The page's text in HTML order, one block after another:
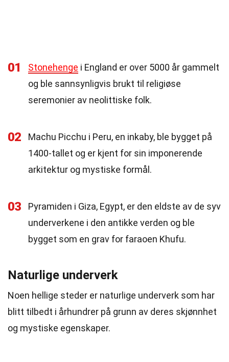
01 Stonehenge i England er over 5000 år gammelt
og ble sannsynligvis brukt til religiøse
seremonier av neolittiske folk.
02
Machu Picchu i Peru, en inkaby, ble bygget på
1400-tallet og er kjent for sin imponerende
arkitektur og mystiske formål.
03
Pyramiden i Giza, Egypt, er den eldste av de syv
underverkene i den antikke verden og ble
bygget som en grav for faraoen Khufu.
Naturlige underverk
Noen hellige steder er naturlige underverk som har
blitt tilbedt i århundrer på grunn av deres skjønnhet
og mystiske egenskaper.